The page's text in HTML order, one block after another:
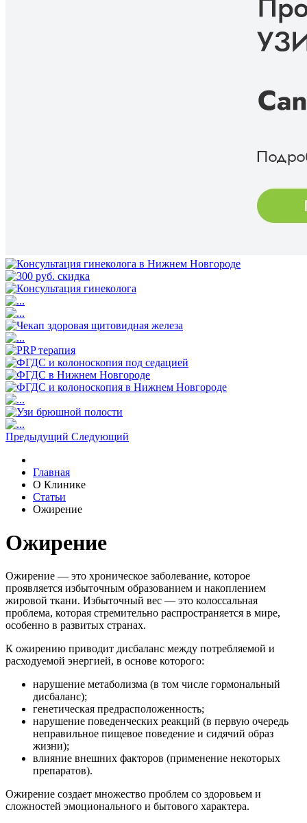
Предыдущий Следующий
Главная
О Клинике
Статьи
Ожирение
Ожирение
Ожирение — это хроническое заболевание, которое
проявляется избыточным образованием и накоплением
жировой ткани. Избыточный вес — это колоссальная
проблема, которая стремительно распространяется в мире,
особенно в развитых странах.
К ожирению приводит дисбаланс между потребляемой и
расходуемой энергией, в основе которого:
нарушение метаболизма (в том числе гормональный
дисбаланс);
генетическая предрасположенность;
нарушение поведенческих реакций (в первую очередь
неправильное пищевое поведение и сидячий образ
жизни);
влияние внешних факторов (применение некоторых
препаратов).
Ожирение создает множество проблем со здоровьем и
сложностей эмоционального и бытового характера.